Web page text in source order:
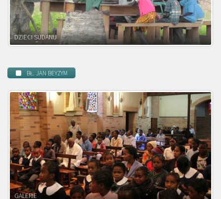
DZIECI ZAMBII
BŁ. JAN BEYZYM
POWOŁANIE MISYJNE